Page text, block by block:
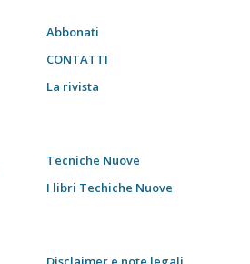
Abbonati
CONTATTI
La rivista
Tecniche Nuove
I libri Techiche Nuove